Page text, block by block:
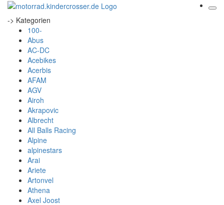
-> Kategorien
100-
Abus
AC-DC
Acebikes
Acerbis
AFAM
AGV
Airoh
Akrapovic
Albrecht
All Balls Racing
Alpine
alpinestars
Arai
Ariete
Artonvel
Athena
Axel Joost